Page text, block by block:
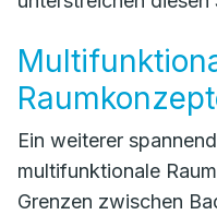
Ein weiterer
multifunktionale
Grenzen zwischen